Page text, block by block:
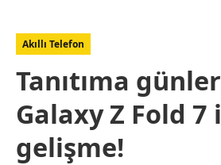
Akıllı Telefon
Tanıtıma
Galaxy Z Fold
gelişme!